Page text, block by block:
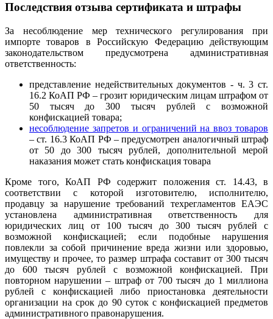
Последствия отзыва сертификата и штрафы
За несоблюдение мер технического регулирования при
импорте товаров в Российскую Федерацию действующим
законодательством предусмотрена административная
ответственность:
представление недействительных документов - ч. 3 ст.
16.2 КоАП РФ – грозит юридическим лицам штрафом от
50 тысяч до 300 тысяч рублей с возможной
конфискацией товара;
несоблюдение запретов и ограничений на ввоз товаров
– ст. 16.3 КоАП РФ – предусмотрен аналогичный штраф
от 50 до 300 тысяч рублей, дополнительной мерой
наказания может стать конфискация товара
Кроме того, КоАП РФ содержит положения ст. 14.43, в
соответствии с которой изготовителю, исполнителю,
продавцу за нарушение требований техрегламентов ЕАЭС
установлена административная ответственность для
юридических лиц от 100 тысяч до 300 тысяч рублей с
возможной конфискацией; если подобные нарушения
повлекли за собой причинение вреда жизни или здоровью,
имуществу и прочее, то размер штрафа составит от 300 тысяч
до 600 тысяч рублей с возможной конфискацией. При
повторном нарушении – штраф от 700 тысяч до 1 миллиона
рублей с конфискацией либо приостановка деятельности
организации на срок до 90 суток с конфискацией предметов
административного правонарушения.